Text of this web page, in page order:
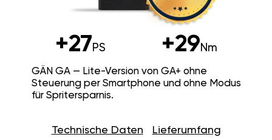
+27PS +29Nm
GÄN GA — Lite-Version von GA+ ohne
Steuerung per Smartphone und ohne Modus
für Spritersparnis.
Technische Daten Lieferumfang